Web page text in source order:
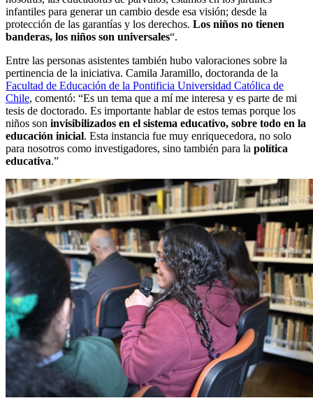
infantiles para generar un cambio desde esa visión; desde la
protección de las garantías y los derechos. Los niños no tienen
banderas, los niños son universales“.
Entre las personas asistentes también hubo valoraciones sobre la
pertinencia de la iniciativa. Camila Jaramillo, doctoranda de la
Facultad de Educación de la Pontificia Universidad Católica de
Chile, comentó: “Es un tema que a mí me interesa y es parte de mi
tesis de doctorado. Es importante hablar de estos temas porque los
niños son invisibilizados en el sistema educativo, sobre todo en la
educación inicial. Esta instancia fue muy enriquecedora, no solo
para nosotros como investigadores, sino también para la política
educativa.”